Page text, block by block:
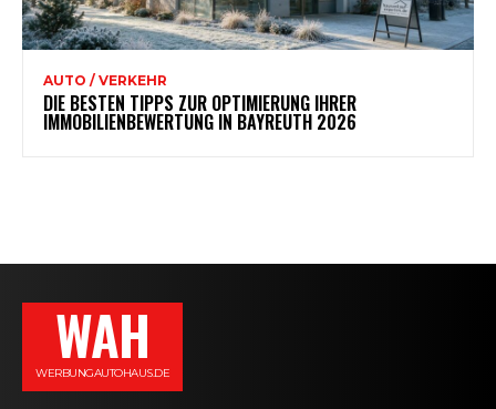
AUTO / VERKEHR
DIE BESTEN TIPPS ZUR OPTIMIERUNG IHRER
IMMOBILIENBEWERTUNG IN BAYREUTH 2026
WAH
WERBUNGAUTOHAUS.DE